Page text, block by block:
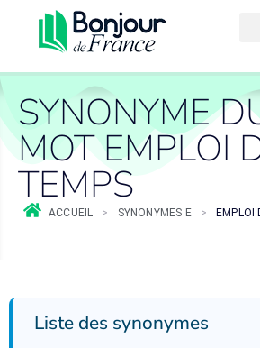
SYNONYME
MOT EMPLOI
TEMPS
ACCUEIL > SYNONYMES E > EMPLOI
Liste des synonymes